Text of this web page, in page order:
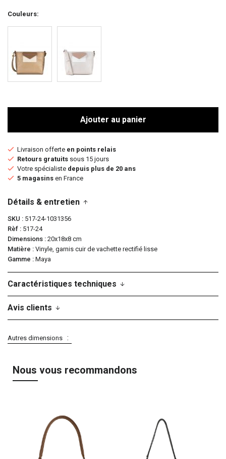
Couleurs
Ajouter au panier
Livraison offerte en points relais
Retours gratuits sous 15 jours
Votre spécialiste depuis plus de 20 ans
5 magasins en France
Détails & entretien
SKU
517-24-1031356
Rèf
517-24
Dimensions 20x18x8 cm
Matière
Vinyle, garnis cuir de vachette rectifié lisse
Gamme
Maya
Caractéristiques techniques
Avis clients
Autres dimensions
Nous vous recommandons